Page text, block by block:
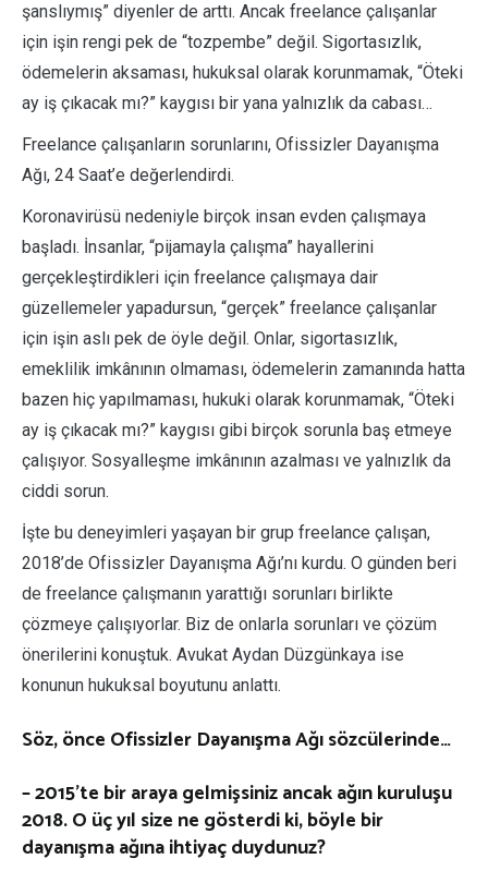
şanslıymış” diyenler de arttı. Ancak freelance çalışanlar
için işin rengi pek de “tozpembe” değil. Sigortasızlık,
ödemelerin aksaması, hukuksal olarak korunmamak, “Öteki
ay iş çıkacak mı?” kaygısı bir yana yalnızlık da cabası…
Freelance çalışanların sorunlarını, Ofissizler Dayanışma
Ağı, 24 Saat’e değerlendirdi.
Koronavirüsü nedeniyle birçok insan evden çalışmaya
başladı. İnsanlar, “pijamayla çalışma” hayallerini
gerçekleştirdikleri için freelance çalışmaya dair
güzellemeler yapadursun, “gerçek” freelance çalışanlar
için işin aslı pek de öyle değil. Onlar, sigortasızlık,
emeklilik imkânının olmaması, ödemelerin zamanında hatta
bazen hiç yapılmaması, hukuki olarak korunmamak, “Öteki
ay iş çıkacak mı?” kaygısı gibi birçok sorunla baş etmeye
çalışıyor. Sosyalleşme imkânının azalması ve yalnızlık da
ciddi sorun.
İşte bu deneyimleri yaşayan bir grup freelance çalışan,
2018’de Ofissizler Dayanışma Ağı’nı kurdu. O günden beri
de freelance çalışmanın yarattığı sorunları birlikte
çözmeye çalışıyorlar. Biz de onlarla sorunları ve çözüm
önerilerini konuştuk. Avukat Aydan Düzgünkaya ise
konunun hukuksal boyutunu anlattı.
Söz, önce Ofissizler Dayanışma Ağı sözcülerinde…
– 2015’te bir araya gelmişsiniz ancak ağın kuruluşu
2018. O üç yıl size ne gösterdi ki, böyle bir
dayanışma ağına ihtiyaç duydunuz?